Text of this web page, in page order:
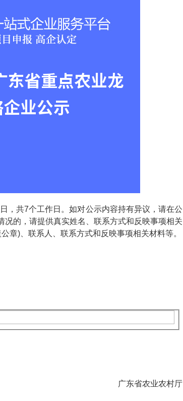
共7个工作日。如对公示内容持有异议，请在公
的，请提供真实姓名、联系方式和反映事项相关
章)、联系人、联系方式和反映事项相关材料等。
广东省农业农村厅